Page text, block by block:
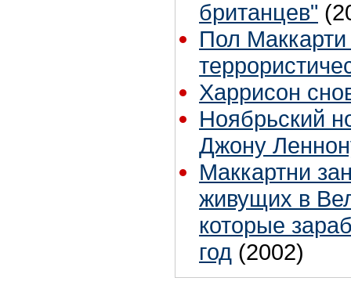
британцев"
Пол
Харрисон
Ноябрьский
Джону
Маккартни
живущих в
которые
год (2002)